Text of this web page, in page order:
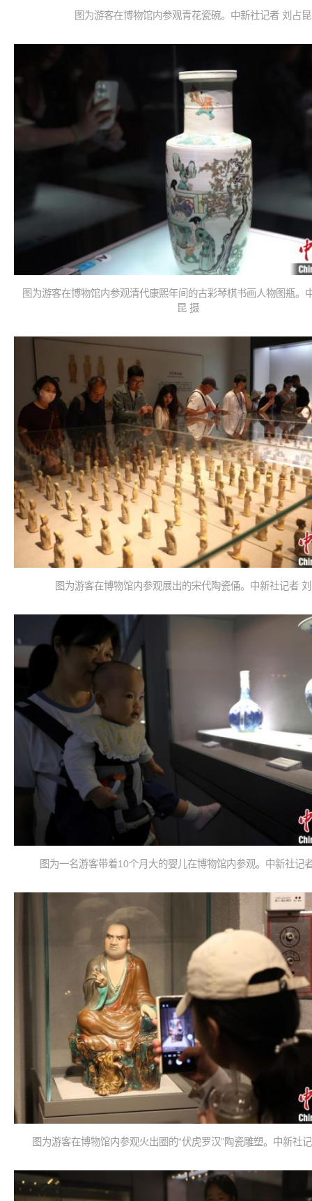
图为游客在博物馆内参观青花瓷碗。中新社记者 刘占
图为游客在博物馆内参观清代康熙年间的古彩琴棋书画人物图瓶。
昆 摄
图为游客在博物馆内参观展出的宋代陶瓷俑。中新社记者
图为一名游客带着10个月大的婴儿在博物馆内参观。中新社记
图为游客在博物馆内参观火出圈的“伏虎罗汉”陶瓷雕塑。中新社